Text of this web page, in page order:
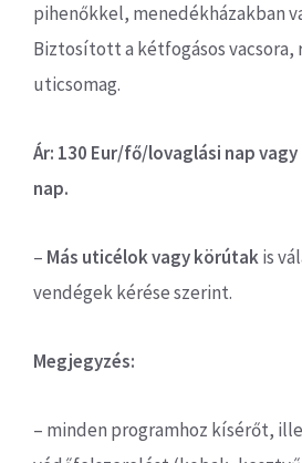
pihenőkkel, menedékházakban
Biztosított a kétfogásos vacsora,
uticsomag.
Ár: 130 Eur/fő/lovaglási nap
nap.
– Más uticélok vagy körútakis
vendégek kérése szerint.
Megjegyzés:
– minden programhoz kísérőt,